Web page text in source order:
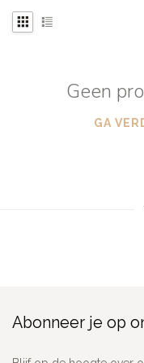
Geen
GA
Abonneer je op